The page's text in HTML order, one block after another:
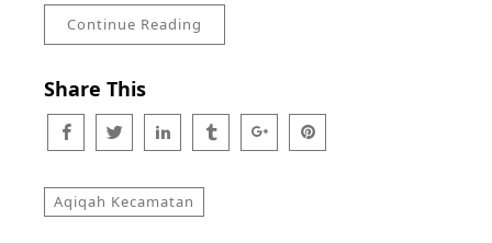
Continue Reading
Share This
Aqiqah Kecamatan